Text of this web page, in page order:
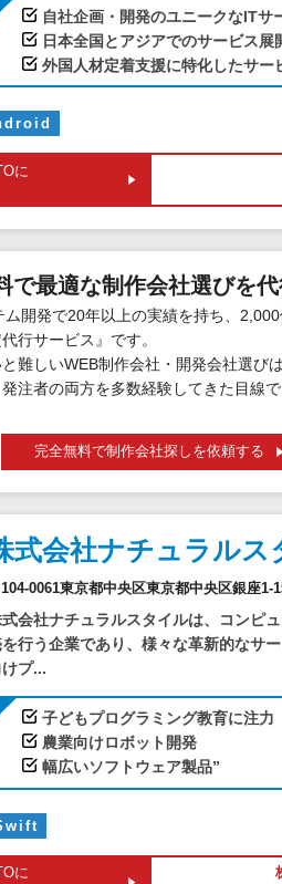
自社企画・開発のユニークなITサ
日本全国とアジアでのサービス展
外国人材定着支援に特化したサー
に
で最適な制作会社選びを
ム開発で20年以上の実績を持ち、
代行サービス』です。
難しいWEB制作会社・開発会社選び
注者の両方を多数経験してきた目線
完全無料で制作会社探しを依頼する
式会社ナチュラルス
0061東京都中央区東京都中央区銀座1-
会社ナチュラルスタイルは、コンピ
行う企業であり、様々な革新的なサ
けプ...
子どもプログラミング教育に注力
農業向けロボット開発
幅広いソフトウェア製品”
に